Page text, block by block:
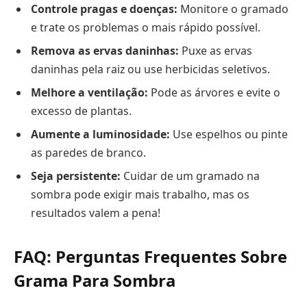
Controle pragas e doenças: Monitore o gramado
e trate os problemas o mais rápido possível.
Remova as ervas daninhas: Puxe as ervas
daninhas pela raiz ou use herbicidas seletivos.
Melhore a ventilação: Pode as árvores e evite o
excesso de plantas.
Aumente a luminosidade: Use espelhos ou pinte
as paredes de branco.
Seja persistente: Cuidar de um gramado na
sombra pode exigir mais trabalho, mas os
resultados valem a pena!
FAQ: Perguntas Frequentes Sobre
Grama Para Sombra